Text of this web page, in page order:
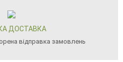
ДОСТАВКА
відправка замовлень